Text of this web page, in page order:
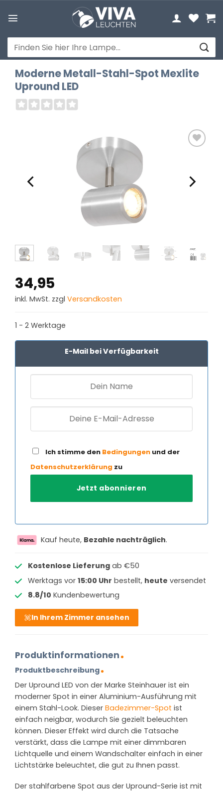
Inhalt
Suchen
nach:
Moderne Metall-Stahl-Spot Mexlite
Upround LED
34,95
inkl. MwSt. zzgl Versandkosten
1 - 2 Werktage
E-Mail bei Verfügbarkeit
Ich stimme den Bedingungen und der
Datenschutzerklärung zu
Kauf heute, Bezahle nachträglich.
Kostenlose Lieferungab €50
Werktags vor 15:00 Uhr bestellt, heute versendet
8.8/10 Kundenbewertung
In Ihrem Zimmer ansehen
Produktinformationen
Produktbeschreibung
Der Upround LED von der Marke Steinhauer ist ein
moderner Spot in einer Aluminium-Ausführung mit
einem Stahl-Look. Dieser Badezimmer-Spot ist
einfach neigbar, wodurch Sie gezielt beleuchten
können. Dieser Effekt wird durch die Tatsache
verstärkt, dass die Lampe mit einer dimmbaren
Lichtquelle und einem Wandschalter einfach in einer
Lichtstärke beleuchtet, die gut zu Ihnen passt.
Der stahlfarbene Spot aus der Upround-Serie ist mit